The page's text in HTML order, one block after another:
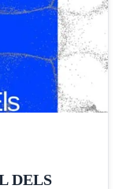
DELS